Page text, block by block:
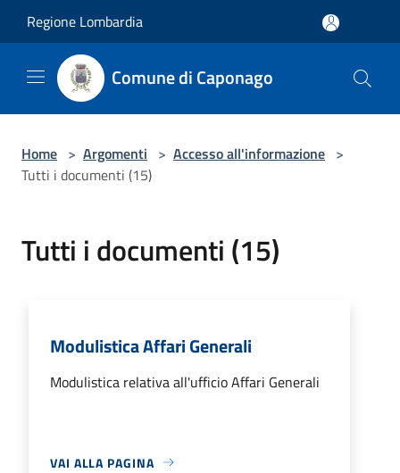
Regione Lombardia
Comune di Caponago
Home > Argomenti > Accesso all'informazione >
Tutti i documenti (15)
Tutti i documenti (15)
Modulistica Affari Generali
Modulistica relativa all'ufficio Affari Generali
VAI ALLA PAGINA